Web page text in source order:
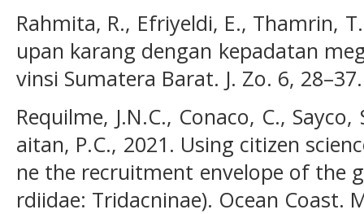
Rahmita, R., Efriyeldi, E., Thamrin,
upan karang dengan kepadatan
vinsi Sumatera Barat. J. Zo. 6, 28–37.
Requilme, J.N.C., Conaco, C.,
aitan, P.C., 2021. Using citizen
ne the recruitment envelope of the
rdiidae: Tridacninae). Ocean Coast.